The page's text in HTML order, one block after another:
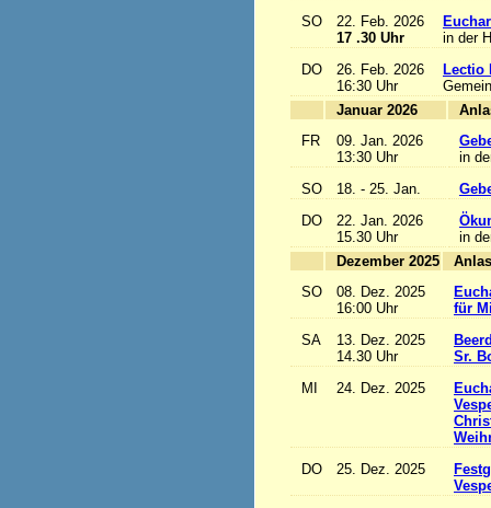
SO
22. Feb. 2026
17 .30 Uhr
in der
DO
26. Feb. 2026
16:30 Uhr
Lectio
Januar 2026
FR
09. Jan. 2026
13:30 Uhr
in
SO
18. - 25. Jan.
DO
22. Jan. 2026
15.30 Uhr
in
Dezember 2025
SO
08. Dez. 2025
16:00 Uhr
für
SA
13. Dez. 2025
14.30 Uhr
Sr.
MI
24. Dez. 2025
DO
25. Dez. 2025